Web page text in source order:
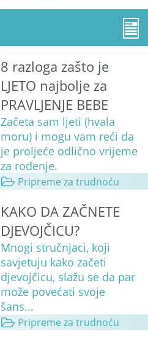
8 razloga zašto je
LJETO najbolje za
PRAVLJENJE BEBE
Začeta sam ljeti (hvala
moru) i mogu vam reći da
je proljeće odlično vrijeme
za rođenje.
Pripreme za trudnoću
KAKO DA ZAČNETE
DJEVOJČICU?
Mnogi stručnjaci, koji
savjetuju kako začeti
djevojčicu, slažu se da par
može povećati svoje
šans...
Pripreme za trudnoću